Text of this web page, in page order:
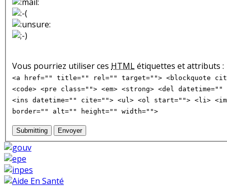
Vous pourriez utiliser ces HTMLétiquettes et attributs :
<a href="" title="" rel="" target=""> <blockquote
<code> <pre class=""> <em> <strong> <del
<ins datetime="" cite=""> <ul> <ol start=""> <li>
border="" alt="" height="" width="">
Submitting Envoyer